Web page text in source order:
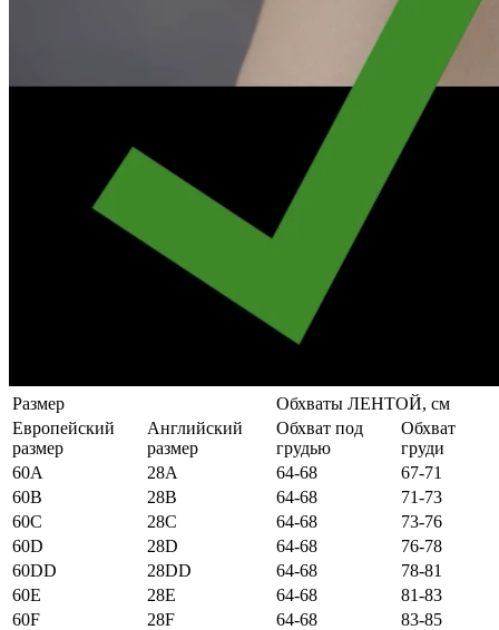
Размер
Обхваты ЛЕНТОЙ, см
Европейский
размер
Английский
размер
Обхват под
грудью
Обхват
груди
60А
28А 64-68
67-71
60B
28B 64-68
71-73
60C
28C 64-68
73-76
60D
28D 64-68
76-78
60DD
28DD 64-68
78-81
60E
28E 64-68
81-83
60F
28F 64-68
83-85